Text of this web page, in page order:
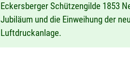
Eckersberger Schützengilde 1853
Jubiläum und die Einweihung der
Luftdruckanlage.